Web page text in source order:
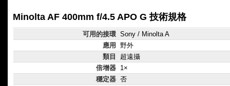
Minolta AF 400mm f/4.5 APO G 技術規格
可用的接環 Sony / Minolta A
應用
野外
類目
超遠攝
倍增器 1×
穩定器 否